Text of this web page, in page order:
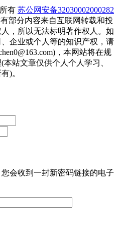
有 苏公网安备32030002000282
部分内容来自互联网转载和投
，所以无法标明著作权人。如
企业或个人等的知识产权，请
，本网站将在规
站文章仅供个人个人学习、
)。
会收到一封新密码链接的电子